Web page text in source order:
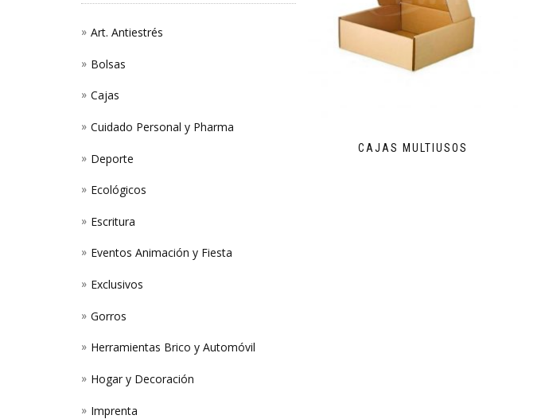
CAJAS MULTIUSOS
Art. Antiestrés
Bolsas
Cajas
Cuidado Personal y Pharma
Deporte
Ecológicos
Escritura
Eventos Animación y Fiesta
Exclusivos
Gorros
Herramientas Brico y Automóvil
Hogar y Decoración
Imprenta